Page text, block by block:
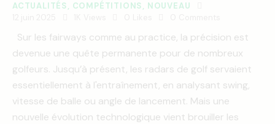
ACTUALITÉS, COMPÉTITIONS, NOUVEAU
Sur les fairways comme au practice, la précision est
devenue une quête permanente pour de nombreux
golfeurs. Jusqu’à présent, les radars de golf servaient
essentiellement à l'entraînement, en analysant swing,
vitesse de balle ou angle de lancement. Mais une
nouvelle évolution technologique vient brouiller les